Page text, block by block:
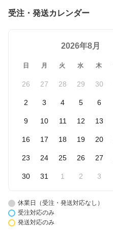
受注・発送カレンダー
2026年8月
日 月 火 水 木
26 27 28 29 30
2 3 4 5 6
9 10 11 12 13
16 17 18 19 20
23 24 25 26 27
30 31 1 2 3
休業日（受注・発送対応なし）
受注対応のみ
発送対応のみ